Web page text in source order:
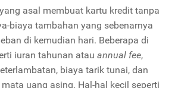
asal membuat kartu kredit tanpa
biaya tambahan yang sebenarnya
di kemudian hari. Beberapa di
iuran tahunan atau annual fee,
biaya tarik tunai, dan
uang asing. Hal-hal kecil seperti